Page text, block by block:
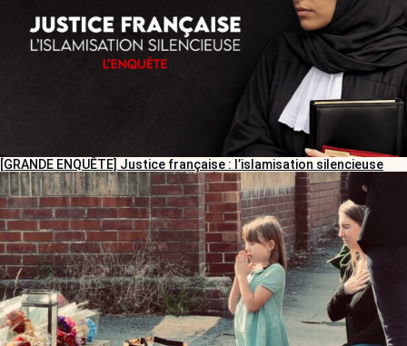
[GRANDE ENQUÊTE] Justice française : l’islamisation silencieuse